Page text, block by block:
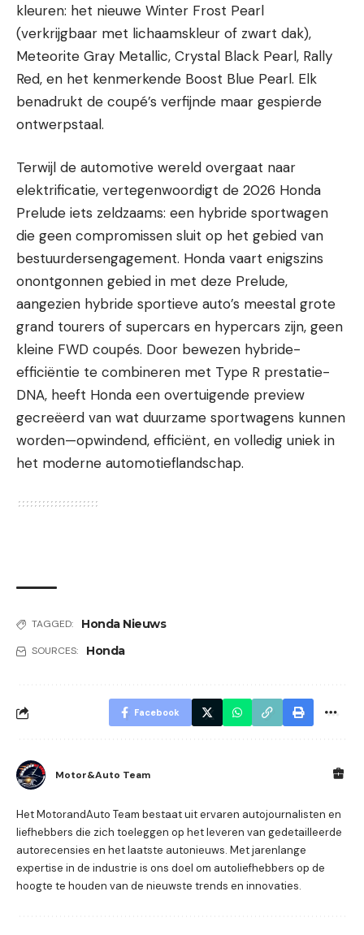
kleuren: het nieuwe Winter Frost Pearl
(verkrijgbaar met lichaamskleur of zwart dak),
Meteorite Gray Metallic, Crystal Black Pearl, Rally
Red, en het kenmerkende Boost Blue Pearl. Elk
benadrukt de coupé’s verfijnde maar gespierde
ontwerpstaal.
Terwijl de automotive wereld overgaat naar
elektrificatie, vertegenwoordigt de 2026 Honda
Prelude iets zeldzaams: een hybride sportwagen
die geen compromissen sluit op het gebied van
bestuurdersengagement. Honda vaart enigszins
onontgonnen gebied in met deze Prelude,
aangezien hybride sportieve auto’s meestal grote
grand tourers of supercars en hypercars zijn, geen
kleine FWD coupés. Door bewezen hybride-
efficiëntie te combineren met Type R prestatie-
DNA, heeft Honda een overtuigende preview
gecreëerd van wat duurzame sportwagens kunnen
worden—opwindend, efficiënt, en volledig uniek in
het moderne automotieflandschap.
TAGGED: Honda Nieuws
SOURCES: Honda
Facebook
Motor&Auto Team
Het MotorandAuto Team bestaat uit ervaren autojournalisten en
liefhebbers die zich toeleggen op het leveren van gedetailleerde
autorecensies en het laatste autonieuws. Met jarenlange
expertise in de industrie is ons doel om autoliefhebbers op de
hoogte te houden van de nieuwste trends en innovaties.